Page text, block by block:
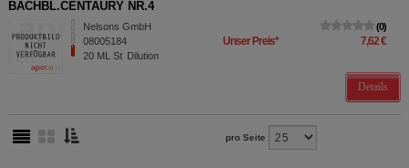
BACHBL.CENTAURY NR.4
Nelsons GmbH
08005184
20 ML St Dilution
0
Unser Preis* 7,62 €
Details
pro Seite